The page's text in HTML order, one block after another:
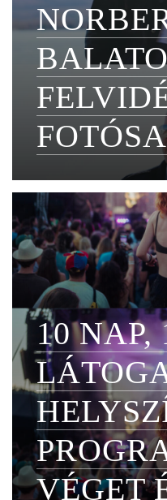
FOTÓSA
10 NAP,
VÉGET